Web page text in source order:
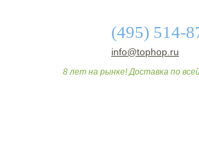
(495) 514-
info@tophop.ru
8 лет на рынке! Доставка по